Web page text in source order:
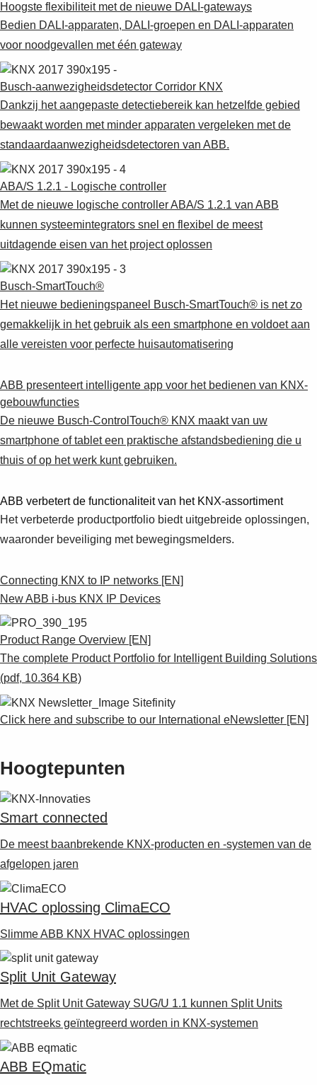
Hoogste flexibiliteit met de nieuwe DALI-gateways
Bedien DALI-apparaten, DALI-groepen en DALI-apparaten
voor noodgevallen met één gateway
Busch-aanwezigheidsdetector Corridor KNX
Dankzij het aangepaste detectiebereik kan hetzelfde gebied
bewaakt worden met minder apparaten vergeleken met de
standaardaanwezigheidsdetectoren van ABB.
ABA/S 1.2.1 - Logische controller
Met de nieuwe logische controller ABA/S 1.2.1 van ABB
kunnen systeemintegrators snel en flexibel de meest
uitdagende eisen van het project oplossen
Busch-SmartTouch®
Het nieuwe bedieningspaneel Busch-SmartTouch® is net zo
gemakkelijk in het gebruik als een smartphone en voldoet aan
alle vereisten voor perfecte huisautomatisering
ABB presenteert intelligente app voor het bedienen van KNX-
gebouwfuncties
De nieuwe Busch-ControlTouch® KNX maakt van uw
smartphone of tablet een praktische afstandsbediening die u
thuis of op het werk kunt gebruiken.
ABB verbetert de functionaliteit van het KNX-assortiment
Het verbeterde productportfolio biedt uitgebreide oplossingen,
waaronder beveiliging met bewegingsmelders.
Connecting KNX to IP networks [EN]
New ABB i-bus KNX IP Devices
Product Range Overview [EN]
The complete Product Portfolio for Intelligent Building Solutions
(pdf, 10.364 KB)
Click here and subscribe to our International eNewsletter [EN]
Hoogtepunten
Smart connected
De meest baanbrekende KNX-producten en -systemen van de
afgelopen jaren
HVAC oplossing ClimaECO
Slimme ABB KNX HVAC oplossingen
Split Unit Gateway
Met de Split Unit Gateway SUG/U 1.1 kunnen Split Units
rechtstreeks geïntegreerd worden in KNX-systemen
ABB EQmatic